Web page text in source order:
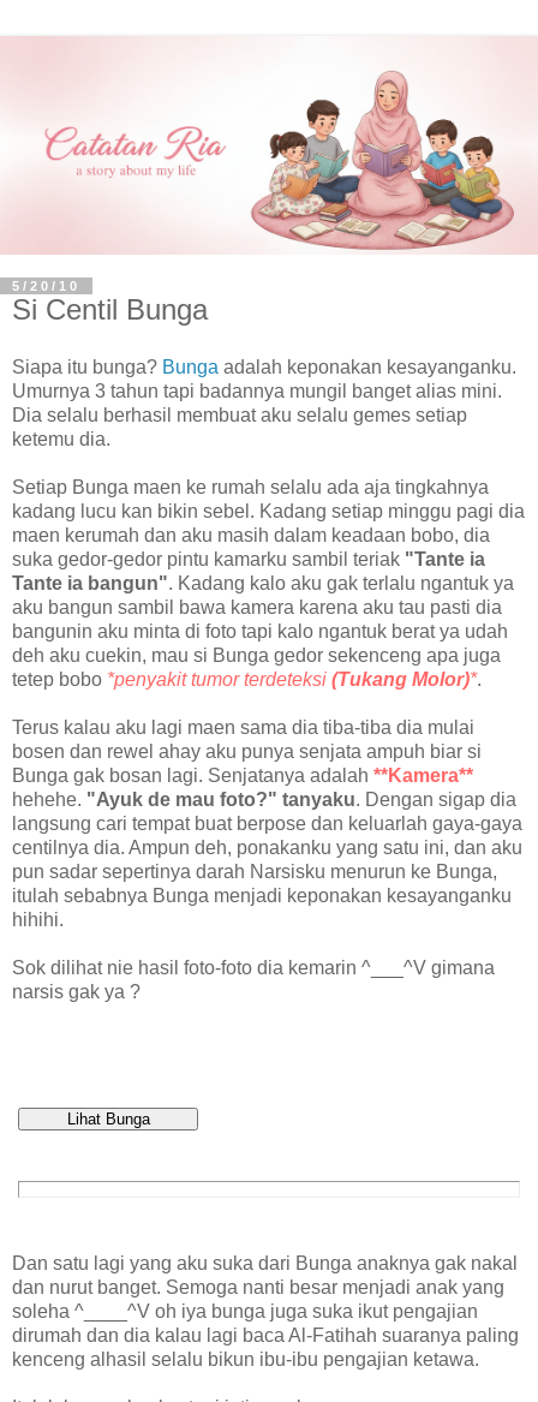
5/20/10
Si Centil Bunga
Siapa itu bunga? Bunga adalah keponakan kesayanganku.
Umurnya 3 tahun tapi badannya mungil banget alias mini.
Dia selalu berhasil membuat aku selalu gemes setiap
ketemu dia.
Setiap Bunga maen ke rumah selalu ada aja tingkahnya
kadang lucu kan bikin sebel. Kadang setiap minggu pagi dia
maen kerumah dan aku masih dalam keadaan bobo, dia
suka gedor-gedor pintu kamarku sambil teriak "Tante ia
Tante ia bangun". Kadang kalo aku gak terlalu ngantuk ya
aku bangun sambil bawa kamera karena aku tau pasti dia
bangunin aku minta di foto tapi kalo ngantuk berat ya udah
deh aku cuekin, mau si Bunga gedor sekenceng apa juga
tetep bobo *penyakit tumor terdeteksi (Tukang Molor)*.
Terus kalau aku lagi maen sama dia tiba-tiba dia mulai
bosen dan rewel ahay aku punya senjata ampuh biar si
Bunga gak bosan lagi. Senjatanya adalah **Kamera**
hehehe. "Ayuk de mau foto?" tanyaku. Dengan sigap dia
langsung cari tempat buat berpose dan keluarlah gaya-gaya
centilnya dia. Ampun deh, ponakanku yang satu ini, dan aku
pun sadar sepertinya darah Narsisku menurun ke Bunga,
itulah sebabnya Bunga menjadi keponakan kesayanganku
hihihi.
Sok dilihat nie hasil foto-foto dia kemarin ^___^V gimana
narsis gak ya ?
Dan satu lagi yang aku suka dari Bunga anaknya gak nakal
dan nurut banget. Semoga nanti besar menjadi anak yang
soleha ^____^V oh iya bunga juga suka ikut pengajian
dirumah dan dia kalau lagi baca Al-Fatihah suaranya paling
kenceng alhasil selalu bikun ibu-ibu pengajian ketawa.